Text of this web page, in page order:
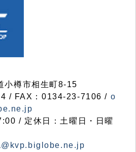
樽市相生町8-15
/ FAX：0134-23-7106 / o
/ 定休日：土曜日・日曜